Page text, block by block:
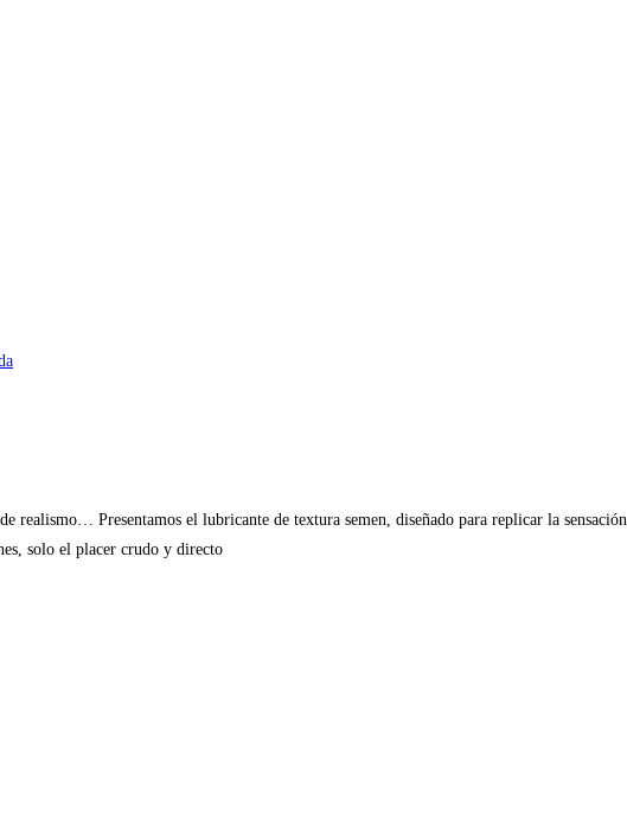
realismo… Presentamos el lubricante de textura semen, diseñado para replicar la sensación,
solo el placer crudo y directo